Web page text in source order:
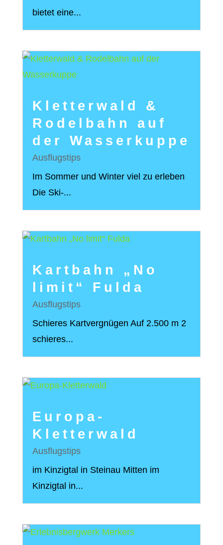
bietet eine...
Kletterwald &
Rodelbahn auf
der Wasserkuppe
Ausflugstips
Im Sommer und Winter viel zu erleben
Die Ski-...
Kartbahn „No
limit“ Fulda
Ausflugstips
Schieres Kartvergnügen Auf 2.500 m 2
schieres...
Europa-
Kletterwald
Ausflugstips
im Kinzigtal in Steinau Mitten im
Kinzigtal in...